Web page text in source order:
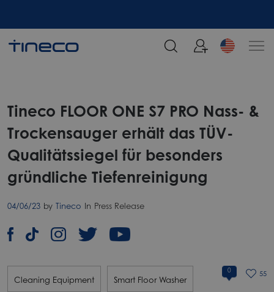
Tineco FLOOR ONE S7 PRO Nass- &
Trockensauger erhält das TÜV-
Qualitätssiegel für besonders
gründliche Tiefenreinigung
04/06/23 by Tineco In Press Release
Cleaning Equipment Smart Floor Washer
0 55